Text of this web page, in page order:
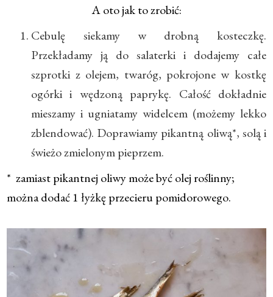
A oto jak to zrobić:
Cebulę siekamy w drobną kosteczkę.
Przekładamy ją do salaterki i dodajemy całe
szprotki z olejem, twaróg, pokrojone w kostkę
ogórki i wędzoną paprykę. Całość dokładnie
mieszamy i ugniatamy widelcem (możemy lekko
zblendować). Doprawiamy pikantną oliwą*, solą i
świeżo zmielonym pieprzem.
* zamiast pikantnej oliwy może być olej roślinny;
można dodać 1 łyżkę przecieru pomidorowego.